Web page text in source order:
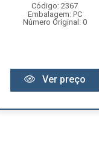
Código: 2367
Embalagem: PC
Número Original: 0
Ver preço